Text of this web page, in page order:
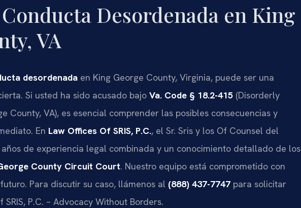
Desordenada en King
VA
desordenada en King George County, Virginia, puede ser una
Si usted ha sido acusado bajo Va. Code § 18.2-415 (Disorderly
County, VA), es esencial comprender las posibles consecuencias y
En Law Offices Of SRIS, P.C., el Sr. Sris y los Of Counsel del
de experiencia legal combinada y un conocimiento detallado de los
County Circuit Court. Nuestro equipo está comprometido con
Para discutir su caso, llámenos al (888) 437-7747 para solicitar
P.C. – Advocacy Without Borders.